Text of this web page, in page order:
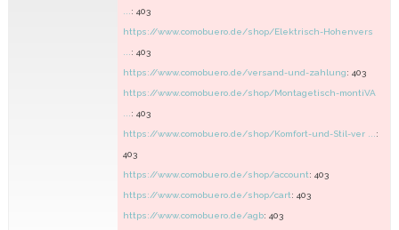
: 403
https://www.comobuero.de/shop/Elektrisch-Hohenvers
: 403
https://www.comobuero.de/versand-und-zahlung: 403
https://www.comobuero.de/shop/Montagetisch-montiVA
: 403
https://www.comobuero.de/shop/Komfort-und-Stil-ver ... :
403
https://www.comobuero.de/shop/account: 403
https://www.comobuero.de/shop/cart: 403
https://www.comobuero.de/agb: 403